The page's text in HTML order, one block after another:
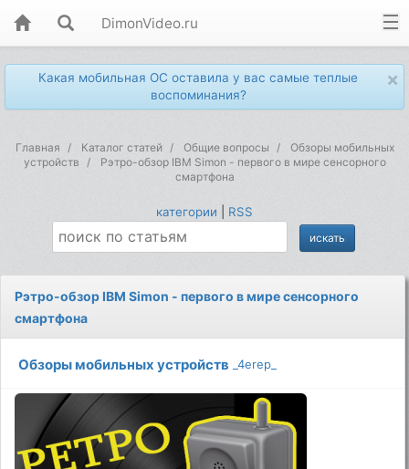
DimonVideo.ru
×
Какая мобильная ОС оставила у вас самые теплые
воспоминания?
Главная Каталог статей Общие вопросы
Обзоры мобильных
устройств
Рэтро-обзор IBM Simon - первого в мире сенсорного
смартфона
категории RSS
Рэтро-обзор IBM Simon - первого в мире сенсорного
смартфона
Обзоры мобильных устройств _4erep_